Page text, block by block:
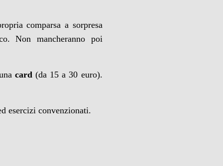
comparsa a sorpresa
Non mancheranno poi
card(da 15 a 30 euro).
esercizi convenzionati.